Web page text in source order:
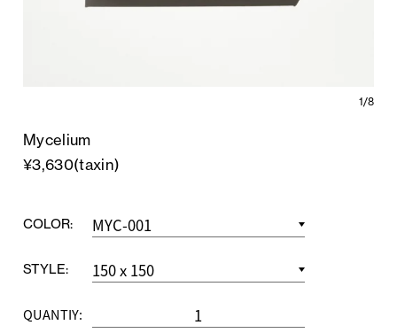
1/8
Mycelium
¥3,630(taxin)
COLOR:
STYLE:
QUANTIY: